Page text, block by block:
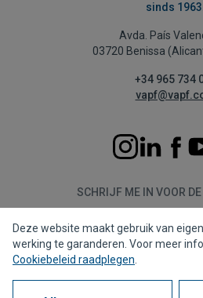
sinds 1963.
Avda. País
03720 Benissa
+34 965 734
SCHRIJF ME IN VOOR
Deze website maakt gebruik van
werking te garanderen. Voor meer
Cookiebeleid raadplegen